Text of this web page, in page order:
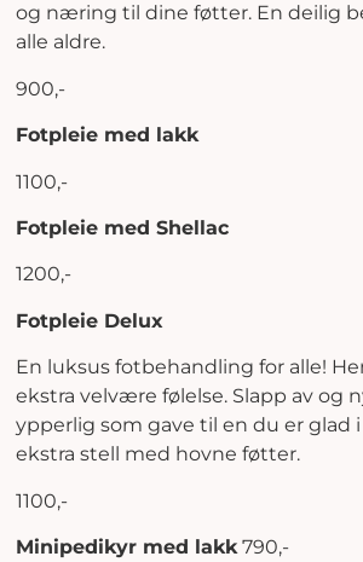
og næring til dine føtter. En deilig
alle aldre.
900,-
Fotpleie med lakk
1100,-
Fotpleie med Shellac
1200,-
Fotpleie Delux
En luksus fotbehandling for alle!
ekstra velvære følelse. Slapp av og
ypperlig som gave til en du er glad
ekstra stell med hovne føtter.
1100,-
Minipedikyr med lakk790,-